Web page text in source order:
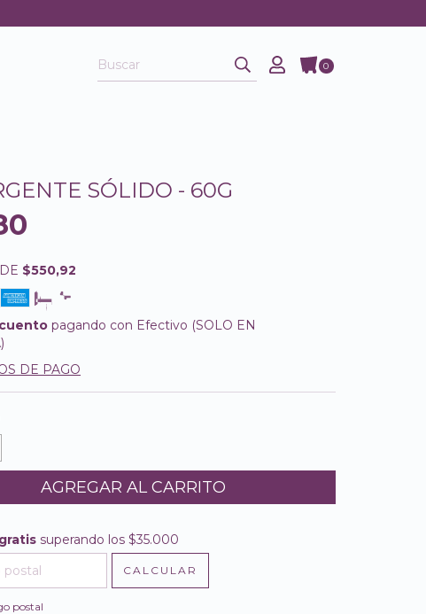
0
SÓLIDO - 60G
$550,92
pagando con Efectivo (SOLO EN
DE PAGO
$35.000
el CP:
superando los$35.000
CALCULAR
postal